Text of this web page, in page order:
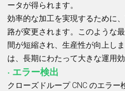
ータが得られます。
効率的な加工を実現するために
路が変更されます。このような
間が短縮され、生産性が向上し
は、長期にわたって大きな運用
· エラー検出
クローズドループ CNC のエラー